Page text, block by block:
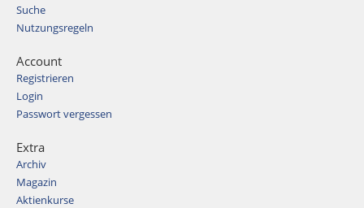
Suche
Nutzungsregeln
Account
Registrieren
Login
Passwort vergessen
Extra
Archiv
Magazin
Aktienkurse